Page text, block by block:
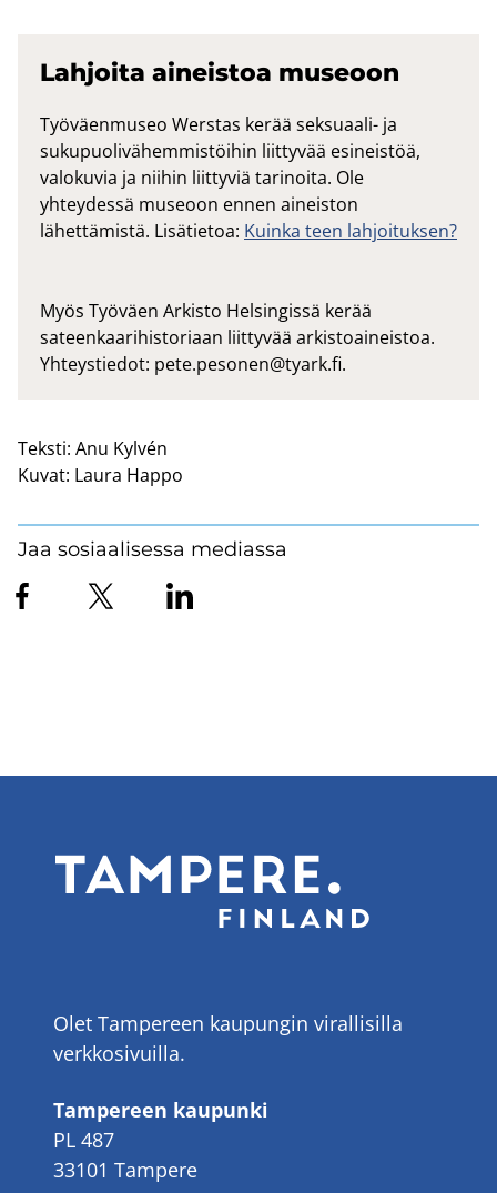
Lah­joi­ta ai­neis­toa museoon
Työväenmuseo Werstas kerää seksuaali- ja
sukupuolivähemmistöihin liittyvää esineistöä,
valokuvia ja niihin liittyviä tarinoita. Ole
yhteydessä museoon ennen aineiston
lähettämistä. Lisätietoa: Kuinka teen lahjoituksen?
Myös Työväen Arkisto Helsingissä kerää
sateenkaarihistoriaan liittyvää arkistoaineistoa.
Yhteystiedot: pete.pesonen@tyark.fi.
Teksti: Anu Kylvén
Kuvat: Laura Happo
Jaa sosiaalisessa mediassa
Olet Tampereen kaupungin virallisilla
verkkosivuilla.
Tampereen kaupunki
PL 487
33101 Tampere